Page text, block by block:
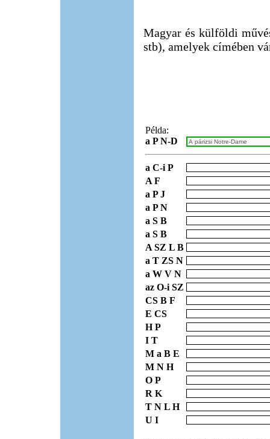
Magyar és külföldi
stb), amelyek címében
Példa:
a P N-D
a C-i P
A F
a P J
a P N
a S B
a S B
A SZ L B
a T ZS N
a W V N
az O-i SZ
CS B F
E CS
H P
I T
M a B E
M N H
O P
R K
T N L H
U I